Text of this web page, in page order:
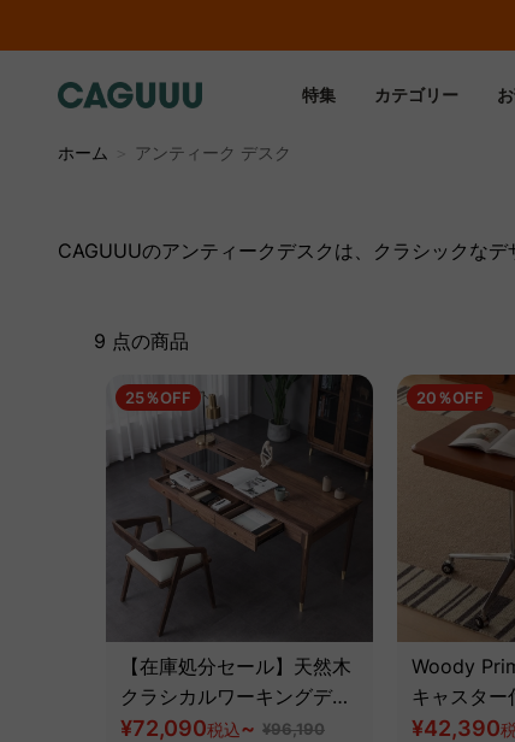
特集 カテゴリー
ホーム
アンティーク デスク
CAGUUUのアンティークデスクは、クラシックな
9 点の商品
25％OFF
【在庫処分セール】天然木
クラシカルワーキングデス
ク
¥72,090税込~ ¥96,190
20％OFF
Woody
キャスター
ンパクトデ
¥42,390